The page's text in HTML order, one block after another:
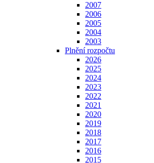
2007
2006
2005
2004
2003
Plnění rozpočtu
2026
2025
2024
2023
2022
2021
2020
2019
2018
2017
2016
2015